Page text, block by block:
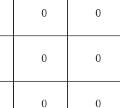
0 0
0 0
0 0